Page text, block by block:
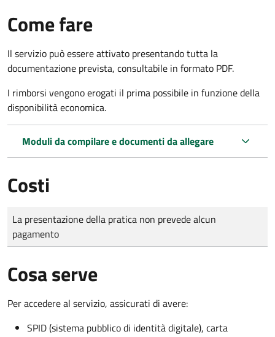
Come fare
Il servizio può essere attivato presentando tutta la
documentazione prevista, consultabile in formato PDF.
I rimborsi vengono erogati il prima possibile in funzione della
disponibilità economica.
Moduli da compilare e documenti da allegare
Costi
Tipo di pagamento
Importo
La presentazione della pratica non prevede alcun
pagamento
Cosa serve
Per accedere al servizio, assicurati di avere:
SPID (sistema pubblico di identità digitale), carta